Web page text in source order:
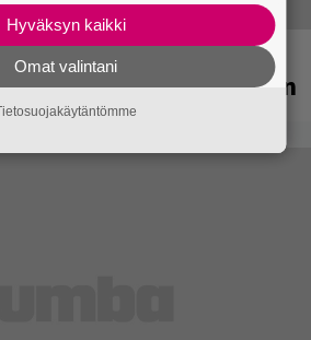
yli
odotuksen jälkeen
Hyväksyn kaikki
Omat valintani